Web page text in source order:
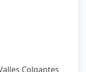
Colgantes